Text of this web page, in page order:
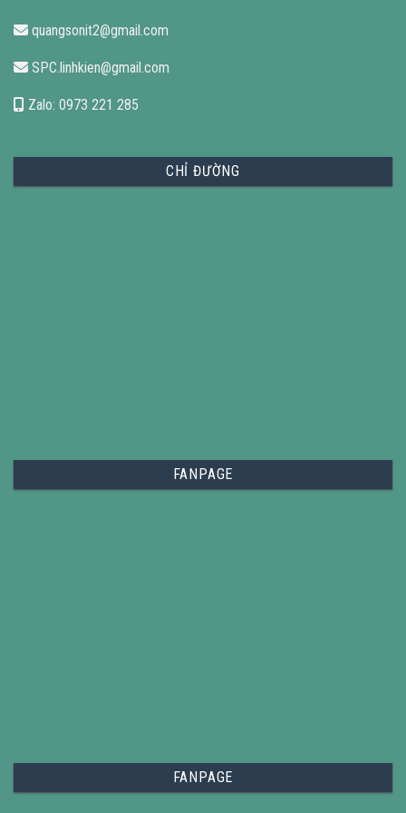
quangsonit2@gmail.com
SPC.linhkien@gmail.com
Zalo: 0973 221 285
CHỈ ĐƯỜNG
FANPAGE
FANPAGE